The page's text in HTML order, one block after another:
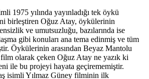
1975 yılında yayınladığı tek öykü
birleştiren Oğuz Atay, öykülerinin
ve umutsuzluğu, bazılarında ise
gibi konuları ana tema edinmiş ve tüm
Öykülerinin arasından Beyaz Mantolu
film olarak çeken Oğuz Atay ne yazık ki
ile bu projeyi hayata geçirememiştir.
isimli Yılmaz Güney filminin ilk